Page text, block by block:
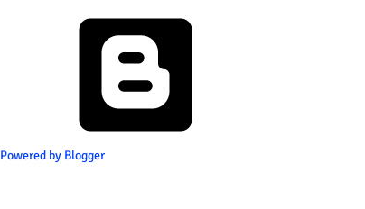
Powered by Blogger